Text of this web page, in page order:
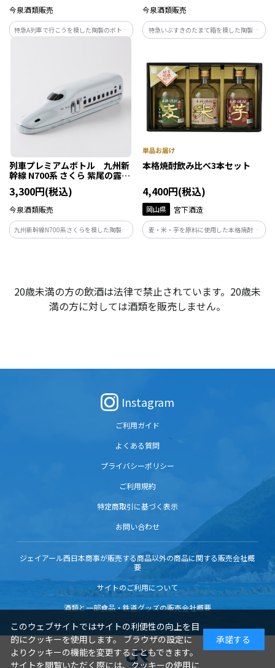
今泉酒類販売
特急A列車で行こうを模した陶製のボトル
今泉酒類販売
特急いぶすきのたまて箱を模した陶製の
ボトルに、芋焼酎「赤利右衛門」を詰め
列車プレミアムボトル 九州新
幹線 N700系 さくら 紫尾の露
360ml
3,300円(税込)
今泉酒類販売
九州新幹線N700系さくらを模した陶製の
ボトルに、芋焼酎「甕仕込み紫尾の露」
本格焼酎飲み比べ3本セット
4,400円(税込)
岡山県 宮下酒造
麦・米・芋を原料に使用した本格焼酎の
飲み比べ3本セットです。原料の違いによ
20歳未満の方の飲酒は法律で禁止されています。20歳未
満の方に対しては酒類を販売しません。
Instagram
ご利用ガイド
よくある質問
プライバシーポリシー
ご利用規約
特定商取引に基づく表示
お問い合わせ
ジェイアール西日本商事が販売する商品以外の商品に関する販売会社概
要
サイトのご利用について
酒類と一部食品・鉄道グッズの販売会社概要
このウェブサイトではサイトの利便性の向上を目
的にクッキーを使用します。 ブラウザの設定に
よりクッキーの機能を変更することもできます。
サイトを閲覧いただく際には、クッキーの使用に
承諾する